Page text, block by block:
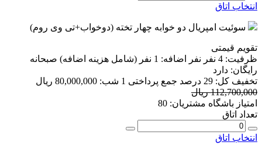
انتخاب اتاق
سوئیت امپریال دو خوابه چهار تخته (دوخواب+تی وی روم)
تقویم قیمتی
ظرفیت: 4 نفر نفر اضافه: 1 نفر (شامل هزینه اضافه) صبحانه
رایگان: دارد
تخفیف کل: 29 درصد جمع پرداختی 1 شب:
80,000,000 ریال
112,700,000 ریال
امتیاز باشگاه مشتریان: 80
تعداد اتاق
انتخاب اتاق